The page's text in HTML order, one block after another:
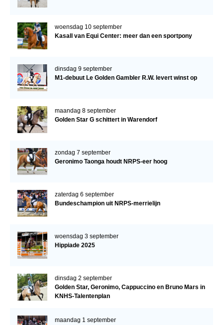
woensdag 10 september
Kasall van Equi Center: meer dan een sportpony
dinsdag 9 september
M1-debuut Le Golden Gambler R.W. levert winst op
maandag 8 september
Golden Star G schittert in Warendorf
zondag 7 september
Geronimo Taonga houdt NRPS-eer hoog
zaterdag 6 september
Bundeschampion uit NRPS-merrielijn
woensdag 3 september
Hippiade 2025
dinsdag 2 september
Golden Star, Geronimo, Cappuccino en Bruno Mars in
KNHS-Talentenplan
maandag 1 september